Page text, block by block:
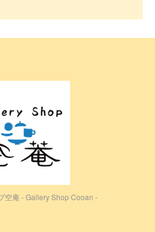
空庵 - Gallery Shop Cooan -